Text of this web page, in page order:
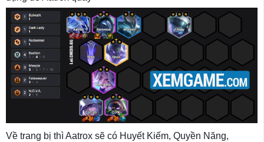
Về trang bị thì Aatrox sẽ có Huyết Kiếm, Quyền Năng,